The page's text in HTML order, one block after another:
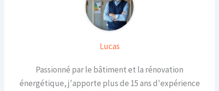
Lucas
Passionné par le bâtiment et la rénovation
énergétique, j'apporte plus de 15 ans d'expérience